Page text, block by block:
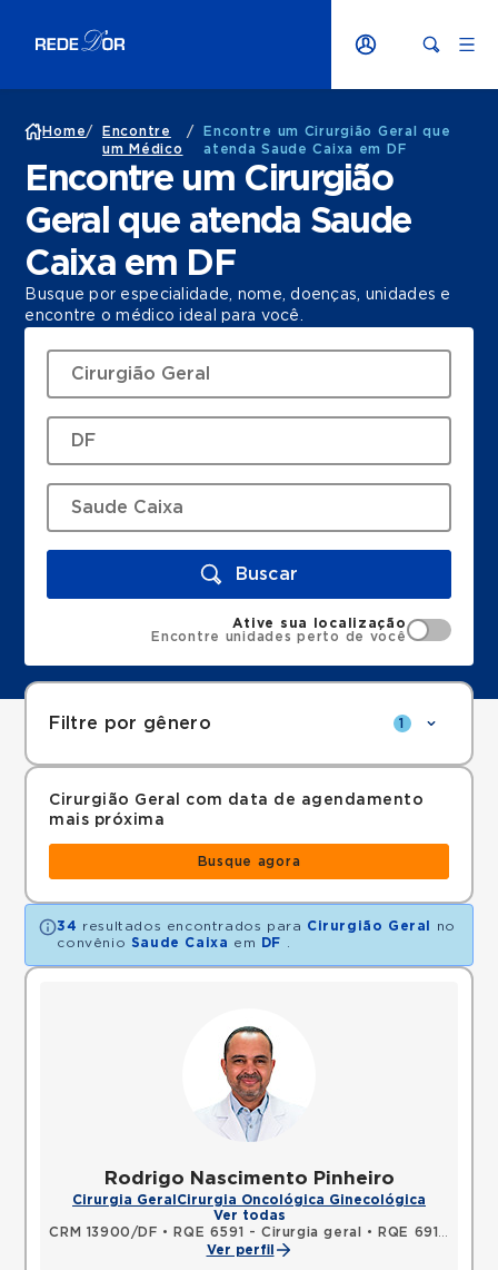
Home/
Encontre
um Médico
/
Encontre um Cirurgião Geral que
atenda Saude Caixa em DF
Encontre um Cirurgião
Geral que atenda Saude
Caixa em DF
Busque por especialidade, nome, doenças, unidades e
encontre o médico ideal para você.
Buscar
Ative sua localização
Encontre unidades perto de você
Filtre por gênero 1
Cirurgião Geral com data de agendamento
mais próxima
Busque agora
34 resultados encontrados para Cirurgião Geral
no
convênio Saude Caixa em DF
Rodrigo Nascimento Pinheiro
Cirurgia Geral Cirurgia Oncológica Ginecológica
Ver todas
CRM 13900/DF • RQE 6591 - Cirurgia geral •
RQE 6913 - Cancerologia/cancerologia cirúrgica
Ver perfil